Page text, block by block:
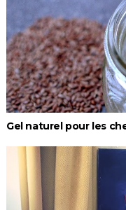
Gel naturel pour les